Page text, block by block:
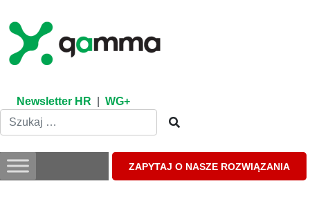
content
Newsletter HR WG+
ZAPYTAJ O NASZE ROZWIĄZANIA